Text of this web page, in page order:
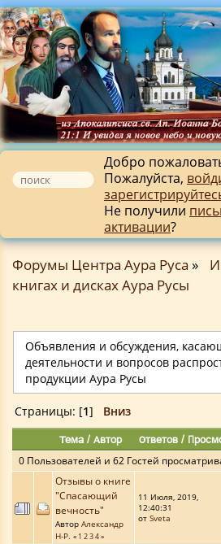
Добро
Пожалуйста,
Не получили
активации?
Форумы Центра Аура Руса »
книгах и дисках Аура Русы
Объявления и обсуждения,
деятельности и вопросов
продукции Аура Русы
Страницы: [1] Вниз
Тема/ Автор Ответов /
0 Пользователей и 62 Гостей
Отзывы о книге
"Спасающий
вечность"
Автор Александр
Н-Р. « 1 234»
11 Июля, 2019,
12:40:31
от Sveta